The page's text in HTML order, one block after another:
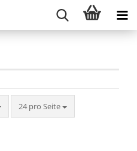
24 pro Seite
pro Seite